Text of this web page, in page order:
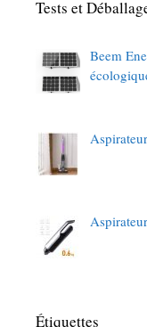
Tests et
Beem
Étiquettes